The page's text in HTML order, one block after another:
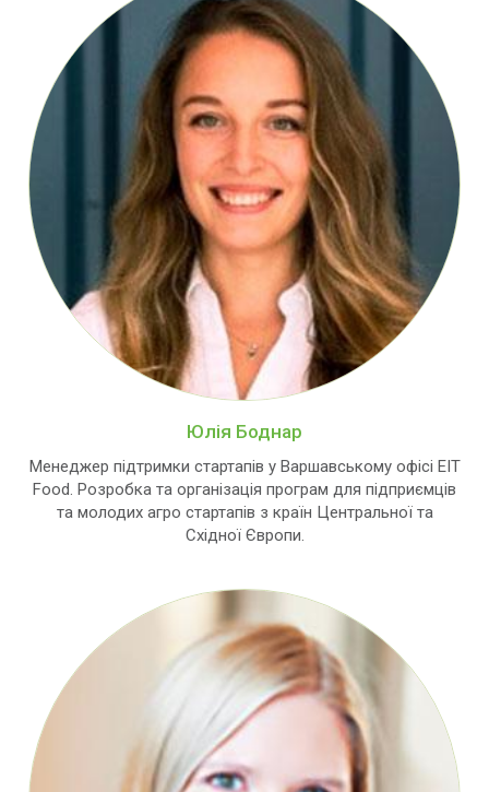
Юлія Боднар
Менеджер підтримки стартапів у Варшавському офісі EIT
Food. Розробка та організація програм для підприємців
та молодих агро стартапів з країн Центральної та
Східної Європи.